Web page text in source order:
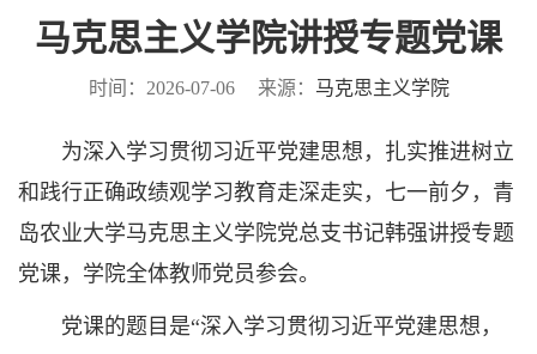
马克思主义学院讲授专题党课
时间：2026-07-06 来源： 马克思主义学院
为深入学习贯彻习近平党建思想，扎实推进树立
和践行正确政绩观学习教育走深走实，七一前夕，青
岛农业大学马克思主义学院党总支书记韩强讲授专题
党课，学院全体教师党员参会。
党课的题目是“深入学习贯彻习近平党建思想，